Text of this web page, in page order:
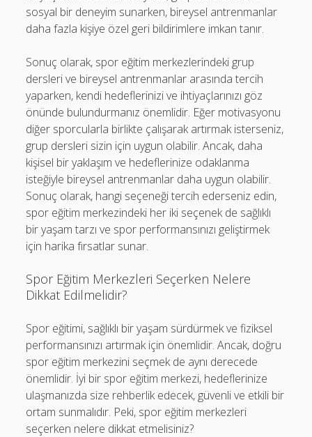
sosyal bir deneyim sunarken, bireysel antrenmanlar
daha fazla kişiye özel geri bildirimlere imkan tanır.
Sonuç olarak, spor eğitim merkezlerindeki grup
dersleri ve bireysel antrenmanlar arasında tercih
yaparken, kendi hedeflerinizi ve ihtiyaçlarınızı göz
önünde bulundurmanız önemlidir. Eğer motivasyonu
diğer sporcularla birlikte çalışarak artırmak isterseniz,
grup dersleri sizin için uygun olabilir. Ancak, daha
kişisel bir yaklaşım ve hedeflerinize odaklanma
isteğiyle bireysel antrenmanlar daha uygun olabilir.
Sonuç olarak, hangi seçeneği tercih ederseniz edin,
spor eğitim merkezindeki her iki seçenek de sağlıklı
bir yaşam tarzı ve spor performansınızı geliştirmek
için harika fırsatlar sunar.
Spor Eğitim Merkezleri Seçerken Nelere
Dikkat Edilmelidir?
Spor eğitimi, sağlıklı bir yaşam sürdürmek ve fiziksel
performansınızı artırmak için önemlidir. Ancak, doğru
spor eğitim merkezini seçmek de aynı derecede
önemlidir. İyi bir spor eğitim merkezi, hedeflerinize
ulaşmanızda size rehberlik edecek, güvenli ve etkili bir
ortam sunmalıdır. Peki, spor eğitim merkezleri
seçerken nelere dikkat etmelisiniz?